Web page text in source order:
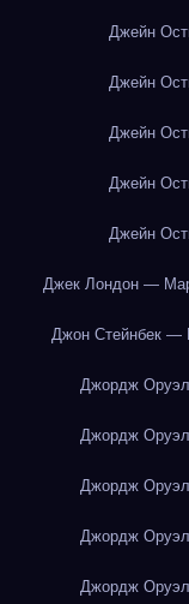
Джейн
Джейн
Джейн
Джейн
Джейн
Джек Лондон —
Джон Стейнбек —
Джордж
Джордж
Джордж
Джордж
Джордж